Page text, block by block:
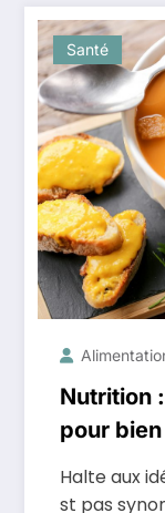
Santé
Nutrition
pour
Halte aux
st pas